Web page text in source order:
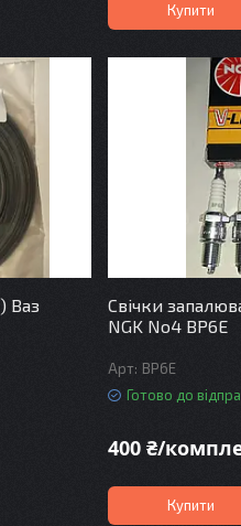
Купити
Ваз
Свічки
NGK No4 ВР6Е
ВР6Е
Готово до
400 ₴/
Купити